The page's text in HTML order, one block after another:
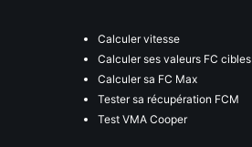
Calculer vitesse
Calculer ses valeurs FC cibles
Calculer sa FC Max
Tester sa récupération FCM
Test VMA Cooper